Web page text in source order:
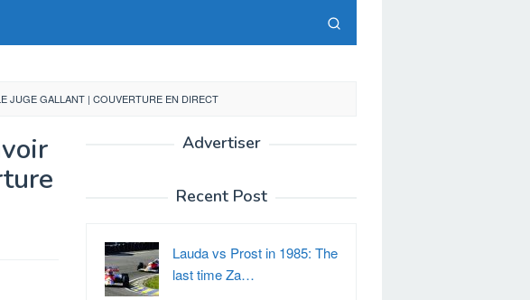
JUGE GALLANT | COUVERTURE EN DIRECT
Advertiser
Recent Post
Lauda vs Prost in 1985: The
last time Za…